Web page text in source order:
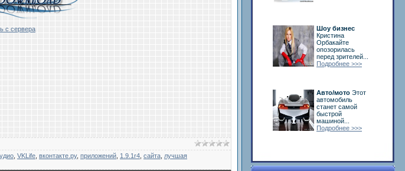
с сервера
VKLife вконтакте.ру, приложений 1.9.1r4 сайта лучшая
Шоу бизнес
Кристина
Орбакайте
опозорилась
перед зрителей...
Подробнее >>>
Авто/мото Этот
автомобиль
станет самой
быстрой
машиной...
Подробнее >>>